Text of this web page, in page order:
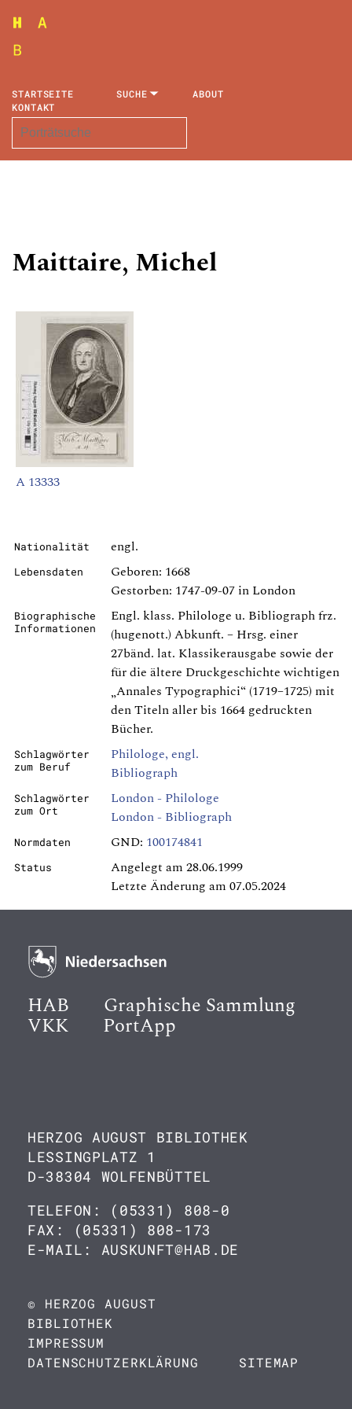
STARTSEITE SUCHE
ABOUT
KONTAKT
Maittaire, Michel
A 13333
Nationalität engl.
Lebensdaten
Geboren: 1668
Gestorben: 1747-09-07 in London
Biographische
Informationen
Engl. klass. Philologe u. Bibliograph frz.
(hugenott.) Abkunft. – Hrsg. einer
27bänd. lat. Klassikerausgabe sowie der
für die ältere Druckgeschichte wichtigen
„Annales Typographici“ (1719–1725) mit
den Titeln aller bis 1664 gedruckten
Bücher.
Schlagwörter
zum Beruf
Philologe, engl.
Bibliograph
Schlagwörter
zum Ort
London - Philologe
London - Bibliograph
Normdaten GND: 100174841
Status
Angelegt am 28.06.1999
Letzte Änderung am 07.05.2024
HAB Graphische Sammlung
VKK PortApp
HERZOG AUGUST BIBLIOTHEK
LESSINGPLATZ 1
D-38304 WOLFENBÜTTEL
TELEFON: (05331) 808-0
FAX: (05331) 808-173
E-MAIL: AUSKUNFT@HAB.DE
© HERZOG AUGUST
BIBLIOTHEK
IMPRESSUM
DATENSCHUTZERKLÄRUNG
SITEMAP